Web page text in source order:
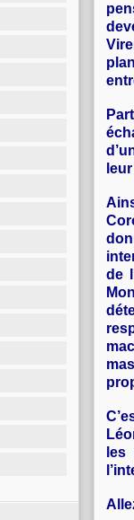
de
les